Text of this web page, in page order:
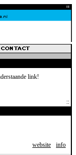
link!
website
info